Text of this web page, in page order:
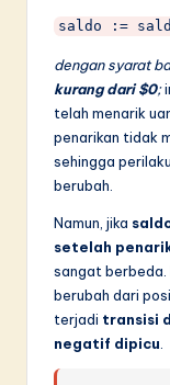
dengan syarat
kurang dari $0;
telah menarik
penarikan tidak
sehingga
berubah.
Namun, jika
setelah
sangat berbeda.
berubah dari
terjadi transisi
negatif dipicu